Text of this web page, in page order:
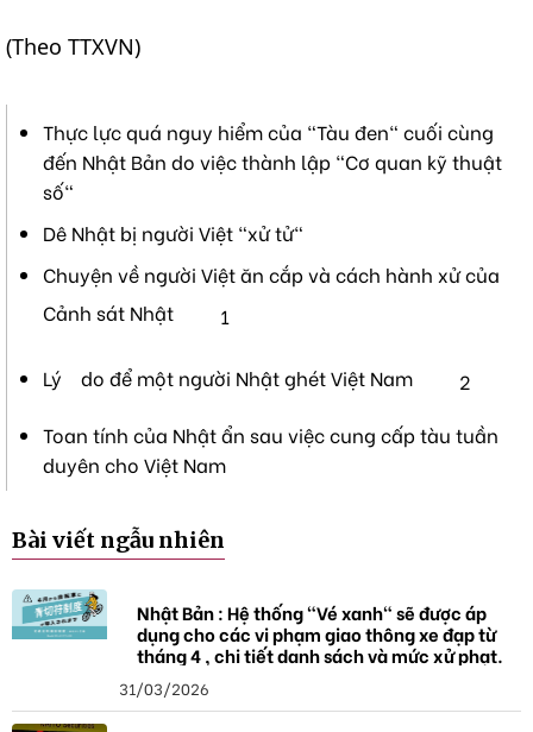
(Theo TTXVN)
Thực lực quá nguy hiểm của "Tàu đen" cuối cùng
đến Nhật Bản do việc thành lập "Cơ quan kỹ thuật
số"
Dê Nhật bị người Việt "xử tử"
Chuyện về người Việt ăn cắp và cách hành xử của
Cảnh sát Nhật
1
Lý do để một người Nhật ghét Việt Nam
2
Toan tính của Nhật ẩn sau việc cung cấp tàu tuần
duyên cho Việt Nam
Bài viết ngẫu nhiên
Nhật Bản : Hệ thống "Vé xanh" sẽ được áp
dụng cho các vi phạm giao thông xe đạp từ
tháng 4 , chi tiết danh sách và mức xử phạt.
31/03/2026